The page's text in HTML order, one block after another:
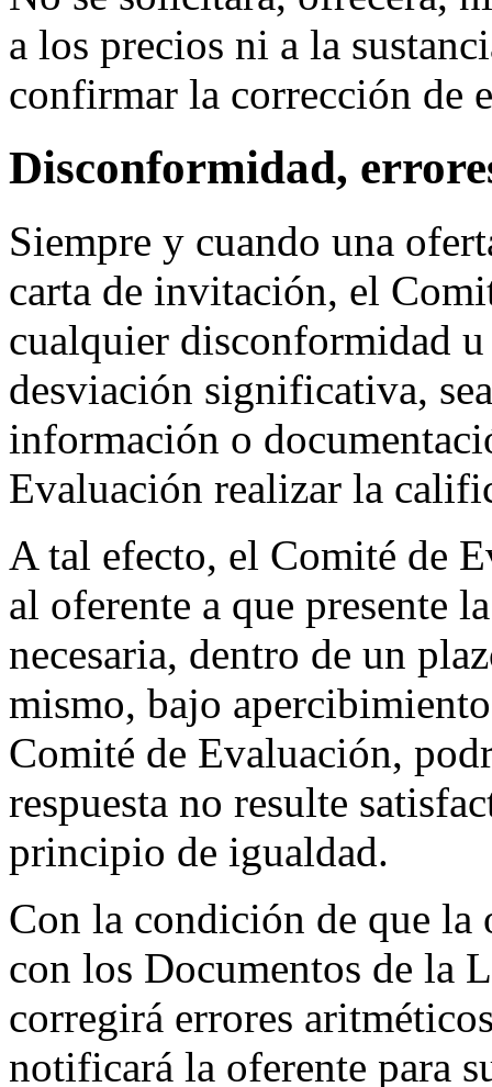
a los precios ni a la
confirmar la corrección de
Disconformidad,
Siempre y cuando una
carta de invitación, el
cualquier disconformidad
desviación significativa,
información o
Evaluación realizar la
A tal efecto, el Comité de
al oferente a que presente
necesaria, dentro de un
mismo, bajo
Comité de Evaluación,
respuesta no resulte
principio de igualdad.
Con la condición de que la
con los Documentos de la
corregirá errores
notificará la oferente para